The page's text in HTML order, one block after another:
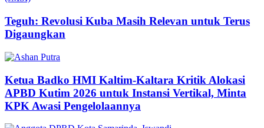
Teguh: Revolusi Kuba Masih Relevan untuk Terus
Digaungkan
Ketua Badko HMI Kaltim-Kaltara Kritik Alokasi
APBD Kutim 2026 untuk Instansi Vertikal, Minta
KPK Awasi Pengelolaannya